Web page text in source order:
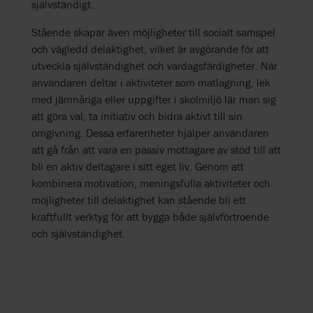
självständigt.
Stående skapar även möjligheter till socialt samspel
och vägledd delaktighet, vilket är avgörande för att
utveckla självständighet och vardagsfärdigheter. När
användaren deltar i aktiviteter som matlagning, lek
med jämnåriga eller uppgifter i skolmiljö lär man sig
att göra val, ta initiativ och bidra aktivt till sin
omgivning. Dessa erfarenheter hjälper användaren
att gå från att vara en passiv mottagare av stöd till att
bli en aktiv deltagare i sitt eget liv. Genom att
kombinera motivation, meningsfulla aktiviteter och
möjligheter till delaktighet kan stående bli ett
kraftfullt verktyg för att bygga både självförtroende
och självständighet.